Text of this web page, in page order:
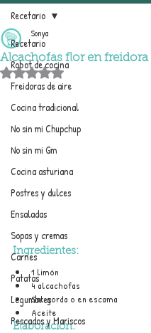
Recetario
Robot de cocina
Freidoras de aire
Cocina tradicional
No sin mi Chupchup
No sin mi Gm
Cocina asturiana
Postres y dulces
Ensaladas
Sopas y cremas
Carnes
Patatas
Legumbres
Pescados y Mariscos
Recetario
Alcachofas flor en freidora
Sonya
Obtuvo NaN de 5
Ingredientes:
1 limón
4 alcachofas
Sal gorda o en escama
Aceite
Elaboración: